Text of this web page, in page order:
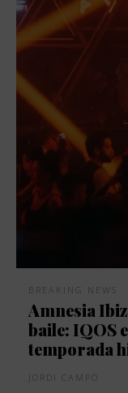
BREAKING NEWS
Amnesia
baile: IQOS
temporada
JORDI CAMPO